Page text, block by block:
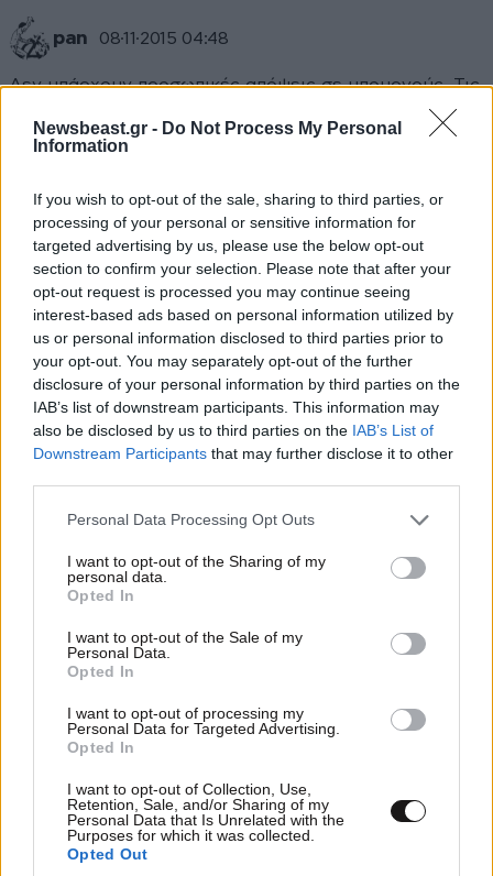
Newsbeast.gr - Do Not Process My Personal
Information
If you wish to opt-out of the sale, sharing to third parties, or
processing of your personal or sensitive information for
targeted advertising by us, please use the below opt-out
section to confirm your selection. Please note that after your
opt-out request is processed you may continue seeing
interest-based ads based on personal information utilized by
us or personal information disclosed to third parties prior to
your opt-out. You may separately opt-out of the further
disclosure of your personal information by third parties on the
IAB’s list of downstream participants. This information may
also be disclosed by us to third parties on the IAB’s List of
Downstream Participants that may further disclose it to other
Please note that this website/app uses one or more Google
not limited to your visit or usage behaviour. You may click to
grant or deny consent to Google and its third-party tags to
use your data for below specified purposes in below Google
consent section.
Personal Data Processing Opt Outs
I want to opt-out of the Sharing of my
personal data.
Opted In
I want to opt-out of the Sale of my
Personal Data.
Opted In
I want to opt-out of processing my
Personal Data for Targeted Advertising.
Opted In
I want to opt-out of Collection, Use,
Retention, Sale, and/or Sharing of my
Personal Data that Is Unrelated with the
Purposes for which it was collected.
Opted Out
pan 08·11·2015 04:48
Δεν υπάρχουν προσωπικές απόψεις σε υπουργούς. Τις
Αριστεροί ανθελληνες τουρκοφιλοι θα ανοιξουμε την
προδότες είτε από αριστερά είτε από δεξιά...
Απαντήστε
Νίκος χασαπης 08·11·2015 02:24
Αν δεν παινέψεις το σπιτι σου(απλυτοι) θα πέσει να σε
πλακωσει
Απαντήστε 4
TRENDING